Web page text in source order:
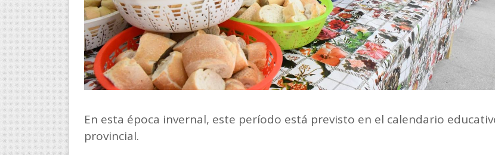
En esta época invernal, este período está previsto en el calendario
provincial.